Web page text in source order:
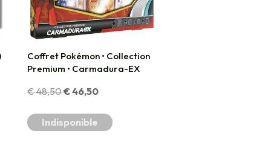
Coffret Pokémon • Collection
Premium • Carmadura-EX
€48,50Le
prix
€46,50Le
prix
Indisponible